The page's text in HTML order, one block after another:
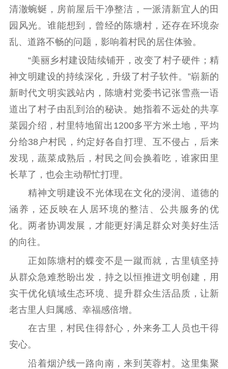
清澈蜿蜒，房前屋后干净整洁，一派清新宜人的田
园风光。谁能想到，曾经的陈塘村，还存在环境杂
乱、道路不畅的问题，影响着村民的居住体验。
“美丽乡村建设陆续铺开，改变了村子硬件；精
神文明建设的持续深化，升级了村子软件。”崭新的
新时代文明实践站内，陈塘村党委书记张雪燕一语
道出了村子由乱到治的秘诀。她指着不远处的共享
菜园介绍，村里特地留出1200多平方米土地，平均
分给38户村民，约定好各自打理、互不侵占，后来
发现，蔬菜成熟后，村民之间会换着吃，谁家田里
长草了，也会主动帮忙打理。
精神文明建设不光体现在文化的浸润、道德的
涵养，还反映在人居环境的整洁、公共服务的优
化。两者协调发展，才能更好满足群众对美好生活
的向往。
正如陈塘村的蝶变不是一蹴而就，古里镇坚持
从群众急难愁盼出发，持之以恒推进文明创建，用
实干优化镇域生态环境、提升群众生活品质，让新
老古里人归属感、幸福感倍增。
在古里，村民住得舒心，外来务工人员也干得
安心。
沿着烟沪线一路向南，来到芙蓉村。这里集聚